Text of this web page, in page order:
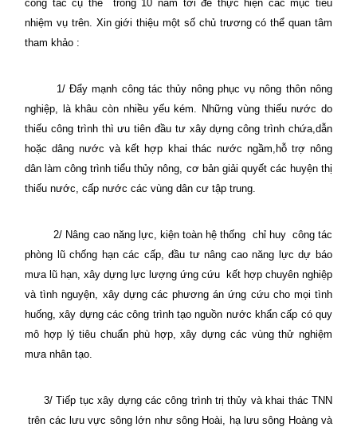
công tác cụ thể
trong 10 năm tới để thực hiện các mục tiêu
nhiệm vụ trên. Xin giới thiệu một số chủ trương có thể quan tâm
tham khảo :
1/ Đẩy mạnh công tác thủy nông phục vụ nông thôn nông
nghiệp, là khâu còn nhiều yếu kém. Những vùng thiếu nước do
thiếu công trình thì ưu tiên đầu tư xây dựng công trình chứa,dẫn
hoặc dâng nước và kết hợp khai thác nước ngầm,hỗ trợ nông
dân làm công trình tiểu thủy nông, cơ bản giải quyết các huyện thị
thiếu nước, cấp nước các vùng dân cư tập trung.
2/ Nâng cao năng lực, kiện toàn hệ thống chỉ huy công tác
phòng lũ chống hạn các cấp, đầu tư nâng cao năng lực dự báo
mưa lũ hạn, xây dựng lực lượng ứng cứu
kết hợp chuyên nghiệp
và tình nguyện, xây dựng các phương án ứng cứu cho mọi tình
huống, xây dựng các công trình tạo nguồn nước khẩn cấp có quy
mô hợp lý tiêu chuẩn phù hợp, xây dựng các vùng thử nghiệm
mưa nhân tạo.
3/ Tiếp tục xây dựng các công trình trị thủy và khai thác TNN
trên các lưu vực sông lớn như sông Hoài, hạ lưu sông Hoàng và